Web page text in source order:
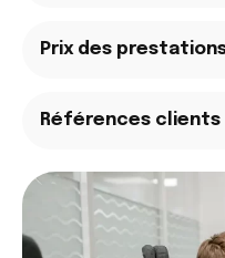
Prix des
Références clients